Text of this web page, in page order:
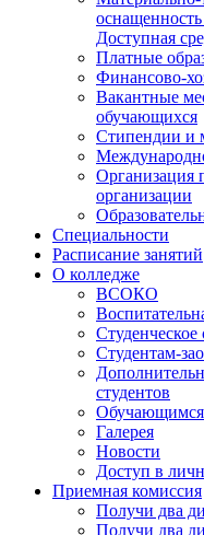
оснащенность
Доступная
Платные
Финансово-
Вакантные
обучающихся
Стипендии и
Организация
организации
Специальности
Расписание занятий
О колледже
ВСОКО
Студентам-
студентов
Обучающимся
Галерея
Новости
Доступ в
Приемная комиссия
Получи два
Получи два